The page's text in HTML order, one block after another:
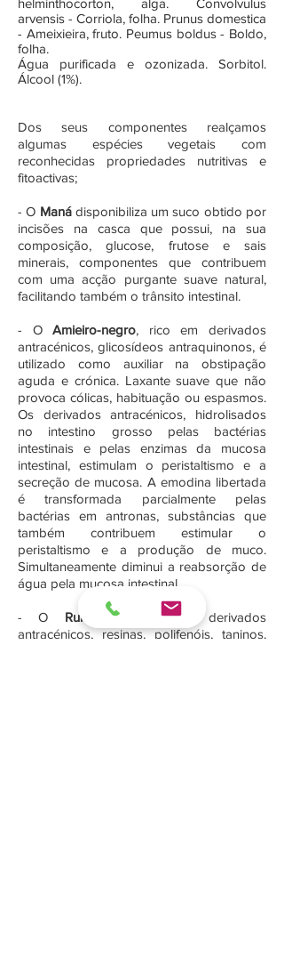
helminthocorton, alga. Convolvulus
arvensis - Corriola, folha. Prunus domestica
- Ameixieira, fruto. Peumus boldus - Boldo,
folha.
Água purificada e ozonizada. Sorbitol.
Álcool (1%).
Dos seus componentes realçamos
algumas espécies vegetais com
reconhecidas propriedades nutritivas e
fitoactivas;
- O Manádisponibiliza um suco obtido por
incisões na casca que possui, na sua
composição, glucose, frutose e sais
minerais, componentes que contribuem
com uma acção purgante suave natural,
facilitando também o trânsito intestinal.
- OAmieiro-negro, rico em derivados
antracénicos, glicosídeos antraquinonos, é
utilizado como auxiliar na obstipação
aguda e crónica. Laxante suave que não
provoca cólicas, habituação ou espasmos.
Os derivados antracénicos, hidrolisados
no intestino grosso pelas bactérias
intestinais e pelas enzimas da mucosa
intestinal, estimulam o peristaltismo e a
secreção de mucosa. A emodina libertada
é transformada parcialmente pelas
bactérias em antronas, substâncias que
também contribuem estimular o
peristaltismo e a produção de muco.
Simultaneamente diminui a reabsorção de
água pela mucosa intestinal.
- O Ruibarbo, rico em derivados
antracénicos, resinas, polifenóis, taninos,